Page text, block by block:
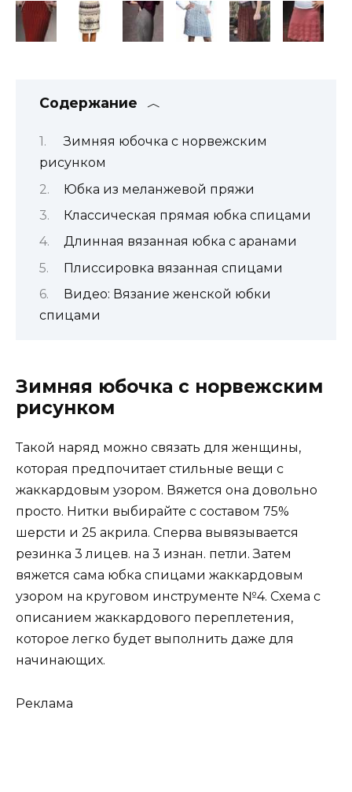
Содержание
Зимняя юбочка с норвежским
рисунком
Юбка из меланжевой пряжи
Классическая прямая юбка спицами
Длинная вязанная юбка с аранами
Плиссировка вязанная спицами
Видео: Вязание женской юбки
спицами
Зимняя юбочка с норвежским
рисунком
Такой наряд можно связать для женщины,
которая предпочитает стильные вещи с
жаккардовым узором. Вяжется она довольно
просто. Нитки выбирайте с составом 75%
шерсти и 25 акрила. Сперва вывязывается
резинка 3 лицев. на 3 изнан. петли. Затем
вяжется сама юбка спицами жаккардовым
узором на круговом инструменте №4. Схема с
описанием жаккардового переплетения,
которое легко будет выполнить даже для
начинающих.
Реклама